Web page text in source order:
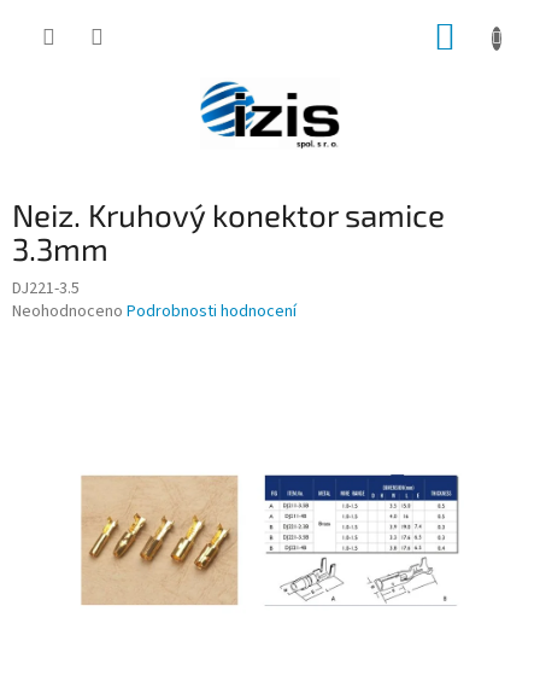
Neiz. Kruhový konektor samice
3.3mm
DJ221-3.5
Průměrné
hvězdiček.
Neohodnoceno Podrobnosti hodnocení